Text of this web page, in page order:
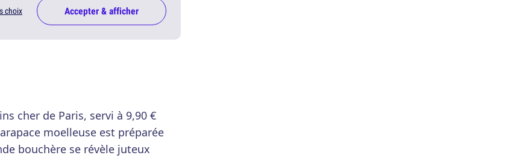
choix Accepter & afficher
cher de Paris, servi à 9,90 €
moelleuse est préparée
bouchère se révèle juteux